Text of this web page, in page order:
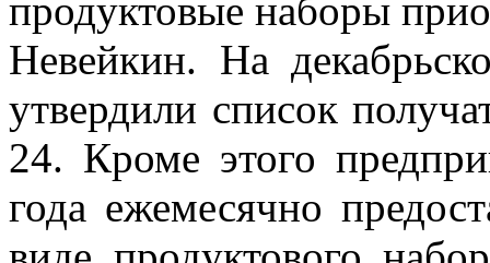
продуктовые наборы
Невейкин. На
утвердили список
24. Кроме этого
года ежемесячно